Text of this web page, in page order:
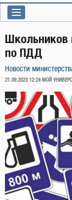
Школьников
по ПДД
Новости
ОПУБЛИКОВАНО
21.09.2023 12:24 МОЙ